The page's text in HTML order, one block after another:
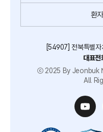
환
[54907] 전북특별자
대표전
ⓒ 2025 By Jeonbuk
All